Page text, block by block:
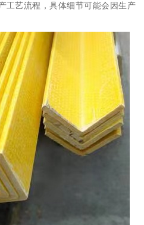
工艺流程，具体细节可能会因生产